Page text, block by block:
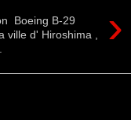
›
Boeing B-29
d' Hiroshima ,